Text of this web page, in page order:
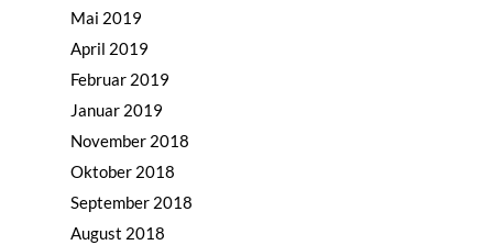
Mai 2019
April 2019
Februar 2019
Januar 2019
November 2018
Oktober 2018
September 2018
August 2018